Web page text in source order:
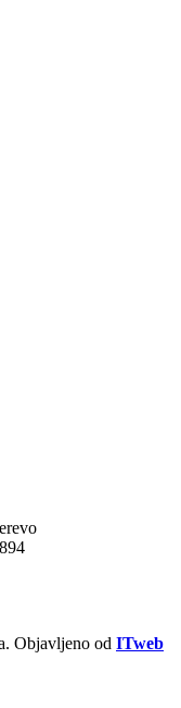
Objavljeno od ITweb